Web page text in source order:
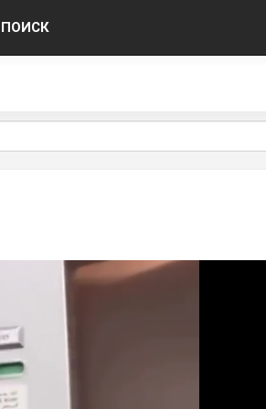
ПОИСК